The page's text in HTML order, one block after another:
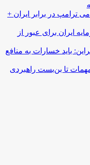
ترامپ در برابر ایران +
ایران برای عبور از
باید خسارات به منافع
مهمات تا بن‌بست راهبردی